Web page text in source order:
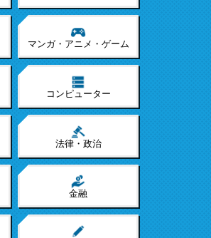
マンガ・アニメ・ゲーム
コンピューター
法律・政治
金融